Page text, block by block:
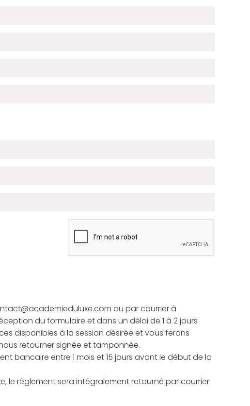
ou par courrier à
du formulaire et dans un délai de 1 à 2 jours
disponibles à la session désirée et vous ferons
retourner signée et tamponnée.
bancaire entre 1 mois et 15 jours avant le début de la
le règlement sera intégralement retourné par courrier